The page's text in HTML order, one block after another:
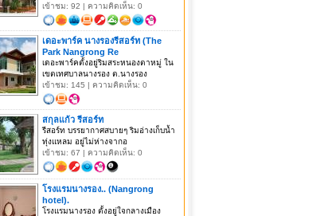
เข้าชม: 92 | ความคิดเห็น: 0
เดอะพาร์ค นางรองรีสอร์ท (The
Park Nangrong Re
เดอะพาร์คตั้งอยู่ริมสระหนองตาหมู่ ใน
เขตเทศบาลนางรอง ต.นางรอง
เข้าชม: 145 | ความคิดเห็น: 0
สกุลแก้ว รีสอร์ท
รีสอร์ท บรรยากาศสบายๆ ริมอ่างเก็บน้ำ
ทุ่งแหลม อยู่ไม่ห่างจากอ
เข้าชม: 67 | ความคิดเห็น: 0
โรงแรมนางรอง.. (Nangrong
hotel).
โรงแรมนางรอง ตั้งอยู่ใจกลางเมือง